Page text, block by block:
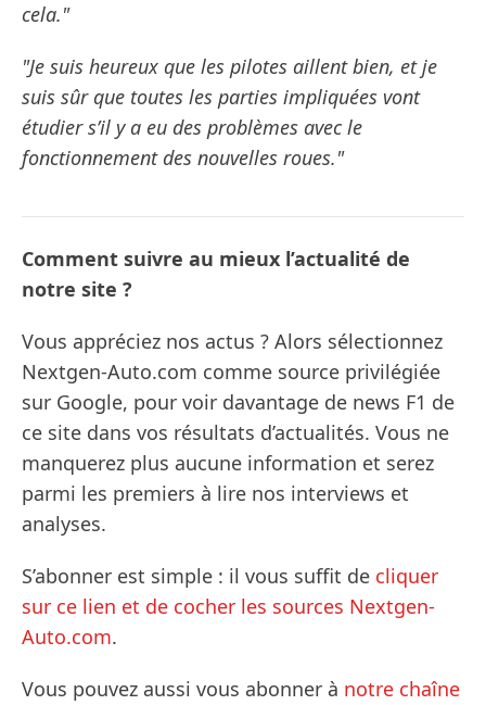
cela."
"Je suis heureux que les pilotes aillent bien, et je
suis sûr que toutes les parties impliquées vont
étudier s’il y a eu des problèmes avec le
fonctionnement des nouvelles roues."
Comment suivre au mieux l’actualité de
notre site ?
Vous appréciez nos actus ? Alors sélectionnez
Nextgen-Auto.com comme source privilégiée
sur Google, pour voir davantage de news F1 de
ce site dans vos résultats d’actualités. Vous ne
manquerez plus aucune information et serez
parmi les premiers à lire nos interviews et
analyses.
S’abonner est simple : il vous suffit de cliquer
sur ce lien et de cocher les sources Nextgen-
Auto.com.
Vous pouvez aussi vous abonner à notre chaîne